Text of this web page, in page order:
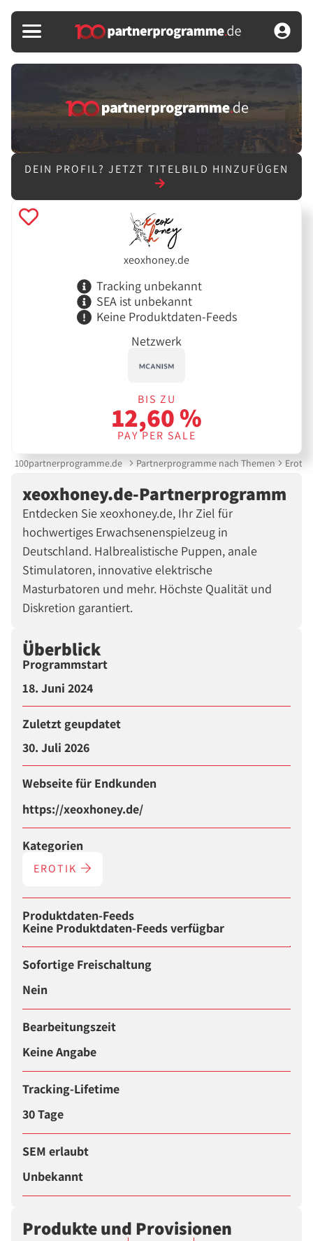
DEIN PROFIL? JETZT TITELBILD HINZUFÜGEN
xeoxhoney.de
Tracking unbekannt
SEA ist unbekannt
Keine Produktdaten-Feeds
Netzwerk
BIS ZU
12,60 %
PAY PER SALE
100partnerprogramme.de Partnerprogramme nach Themen Erotik
xeoxhoney.de-Partnerprogramm
Entdecken Sie xeoxhoney.de, Ihr Ziel für
hochwertiges Erwachsenenspielzeug in
Deutschland. Halbrealistische Puppen, anale
Stimulatoren, innovative elektrische
Masturbatoren und mehr. Höchste Qualität und
Diskretion garantiert.
Überblick
Programmstart
18. Juni 2024
Zuletzt geupdatet
30. Juli 2026
Webseite für Endkunden
https://xeoxhoney.de/
Kategorien
EROTIK
Produktdaten-Feeds
Keine Produktdaten-Feeds verfügbar
Sofortige Freischaltung
Nein
Bearbeitungszeit
Keine Angabe
Tracking-Lifetime
30 Tage
SEM erlaubt
Unbekannt
Produkte und Provisionen